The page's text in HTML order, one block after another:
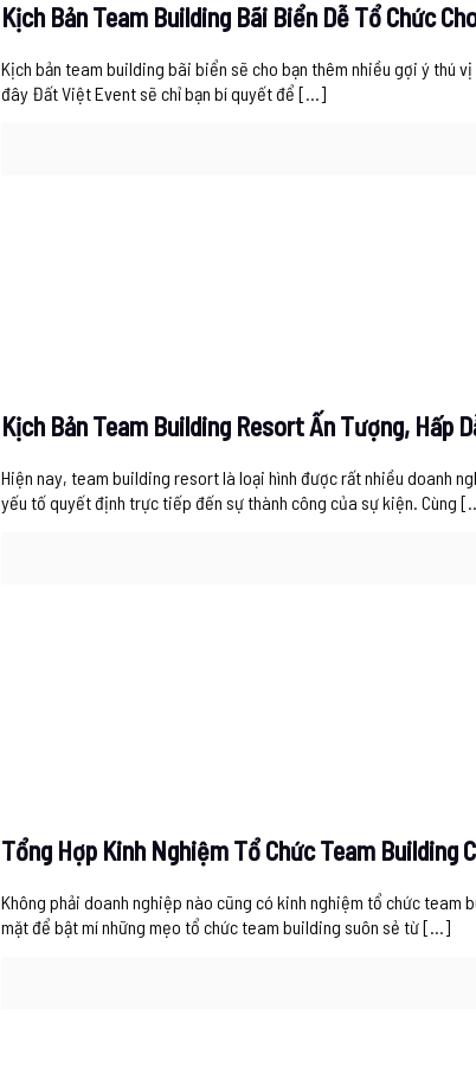
Kịch Bản Team Building Bãi Biển Dễ Tổ Chức
Kịch bản team building bãi biển sẽ cho bạn thêm nhiều gợi ý thú
đây Đất Việt Event sẽ chỉ bạn bí quyết để […]
Kịch Bản Team Building Resort Ấn Tượng, Hấp
Hiện nay, team building resort là loại hình được rất nhiều doanh
yếu tố quyết định trực tiếp đến sự thành công của sự kiện. Cùng
Tổng Hợp Kinh Nghiệm Tổ Chức Team Building
Không phải doanh nghiệp nào cũng có kinh nghiệm tổ chức
mặt để bật mí những mẹo tổ chức team building suôn sẻ từ[…]